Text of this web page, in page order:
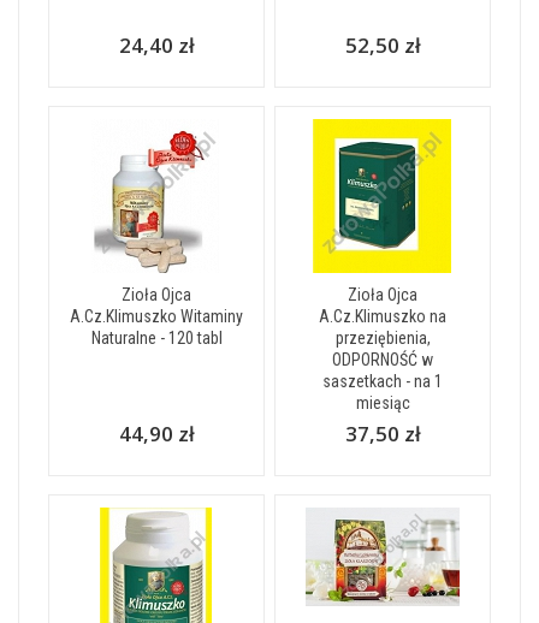
24,40 zł 52,50 zł
Zioła Ojca
A.Cz.Klimuszko Witaminy
Naturalne - 120 tabl
44,90 zł
Zioła Ojca
A.Cz.Klimuszko na
przeziębienia,
ODPORNOŚĆ w
saszetkach - na 1
miesiąc
37,50 zł